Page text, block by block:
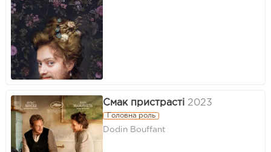
Смак пристрасті 2023
Головна роль
Dodin Bouffant